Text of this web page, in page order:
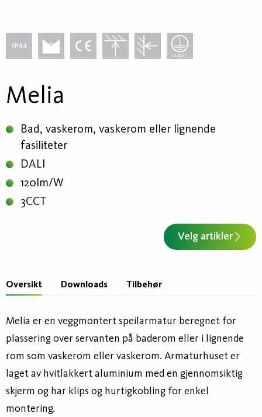
Melia
Bad, vaskerom, vaskerom eller lignende
fasiliteter
DALI
120lm/W
3CCT
Velg artikler
Oversikt Downloads Tilbehør
Melia er en veggmontert speilarmatur beregnet for
plassering over servanten på baderom eller i lignende
rom som vaskerom eller vaskerom. Armaturhuset er
laget av hvitlakkert aluminium med en gjennomsiktig
skjerm og har klips og hurtigkobling for enkel
montering.